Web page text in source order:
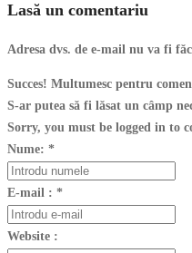
Lasă un comentariu
Adresa dvs. de e-mail nu va fi
Succes! Multumesc pentru
S-ar putea să fi lăsat un câmp
Sorry, you must be logged in to
Nume: *
E-mail : *
Website :